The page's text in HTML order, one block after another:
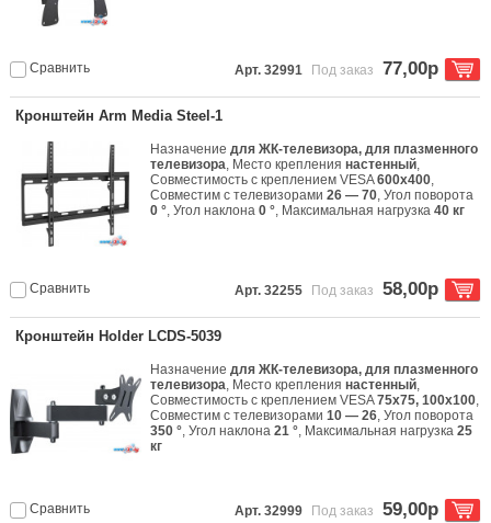
Сравнить Арт. 32991 Под заказ 77,00р
Кронштейн Arm Media Steel-1
Назначениедля ЖК-телевизора, для плазменного
телевизора, Место креплениянастенный,
Совместимость с креплением VESA600x400,
Совместим с телевизорами26 — 70, Угол поворота
0 °, Угол наклона0 °, Максимальная нагрузка40 кг
Сравнить Арт. 32255 Под заказ 58,00р
Кронштейн Holder LCDS-5039
Назначениедля ЖК-телевизора, для плазменного
телевизора, Место креплениянастенный,
Совместимость с креплением VESA75x75, 100x100,
Совместим с телевизорами10 — 26, Угол поворота
350 °, Угол наклона21 °, Максимальная нагрузка25
кг
Сравнить Арт. 32999 Под заказ 59,00р